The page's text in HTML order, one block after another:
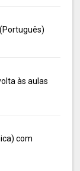
às aulas
com